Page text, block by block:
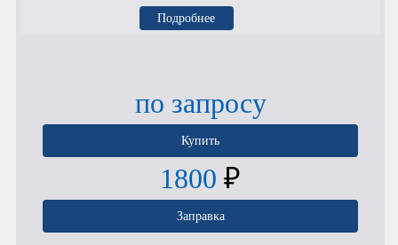
Подробнее
по запросу
Купить
1800 ₽
Заправка